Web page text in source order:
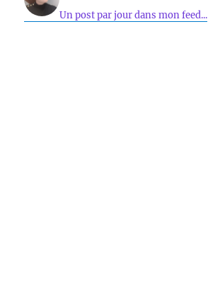
Un post par jour dans mon feed...